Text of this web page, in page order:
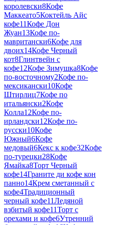
королевски8Кофе
Маккеато5Коктейль Айс
кофе11Кофе Дон
Жуан13Кофе по-
мавритански6Кофе для
двоих14Кофе Черный
кот8Глинтвейн с
кофе12Кофе Зимушка8Кофе
по-восточному2Кофе по-
мексикански10Кофе
Штирлиц7Кофе по
итальянски2Кофе
Колла12Кофе по-
ирландски12Кофе по-
русски10Кофе
Южный6Кофе
медовый6Кекс к кофе32Кофе
по-турецки28Кофе
Ямайка8Торт Черный
кофе14Граните ди кофе кон
панно14Крем сметанный с
кофе4Традиционный
черный кофе11Ледяной
взбитый кофе11Торт с
орехами и кофе6Утренний